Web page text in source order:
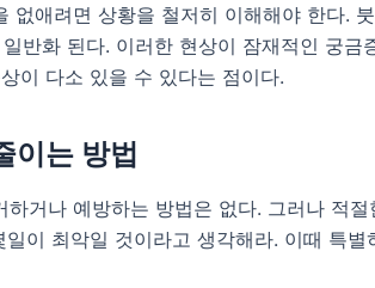
없애려면 상황을 철저히 이해해야 한다.
반화 된다. 이러한 현상이 잠재적인 궁금
이 다소 있을 수 있다는 점이다.
이는 방법
하거나 예방하는 방법은 없다. 그러나 적
이 최악일 것이라고 생각해라. 이때 특별